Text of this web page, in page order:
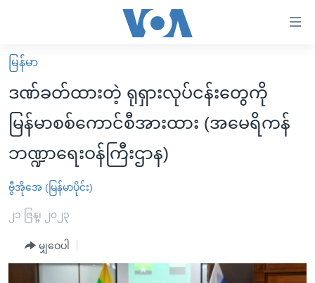
လွယ်ကူ
စေ
သည့်
Link
များ
ပင်မ
အကြောင်းအရာ
သို့
ကျော်
ကြည့်
မူလစာမျက်နှာ
မြန်မာ
ကမ္ဘာ့သတင်းများ
နိုင်ငံတကာ
အစ္စရေး-ပါလက်စတိုင်း
ဗွီဒီယို
အင်္ဂလိပ်စာလေ့လာမယ်
အမေရိကန်သုံးအီဒီယံ
မကြေးမုံရဲ့ အင်္ဂလိပ်စာ
အပတ်စဉ်ကဏ္ဍများ
ရေဒီယိုနှင့်ရုပ်သံ အချက်အလက်များ
မြန်မာ
ဒဏ်ခတ်ထားတဲ့ ရုရှားလုပ်ငန်းတွေကို
မြန်မာစစ်ကောင်စီအားထား (အမေရိကန်
ဘဏ္ဍာရေးဝန်ကြီးဌာန)
ဗွီအိုအေ (မြန်မာပိုင်း)
၂၁ ဇြန္၊ ၂၀၂၃
မျှဝေပါ